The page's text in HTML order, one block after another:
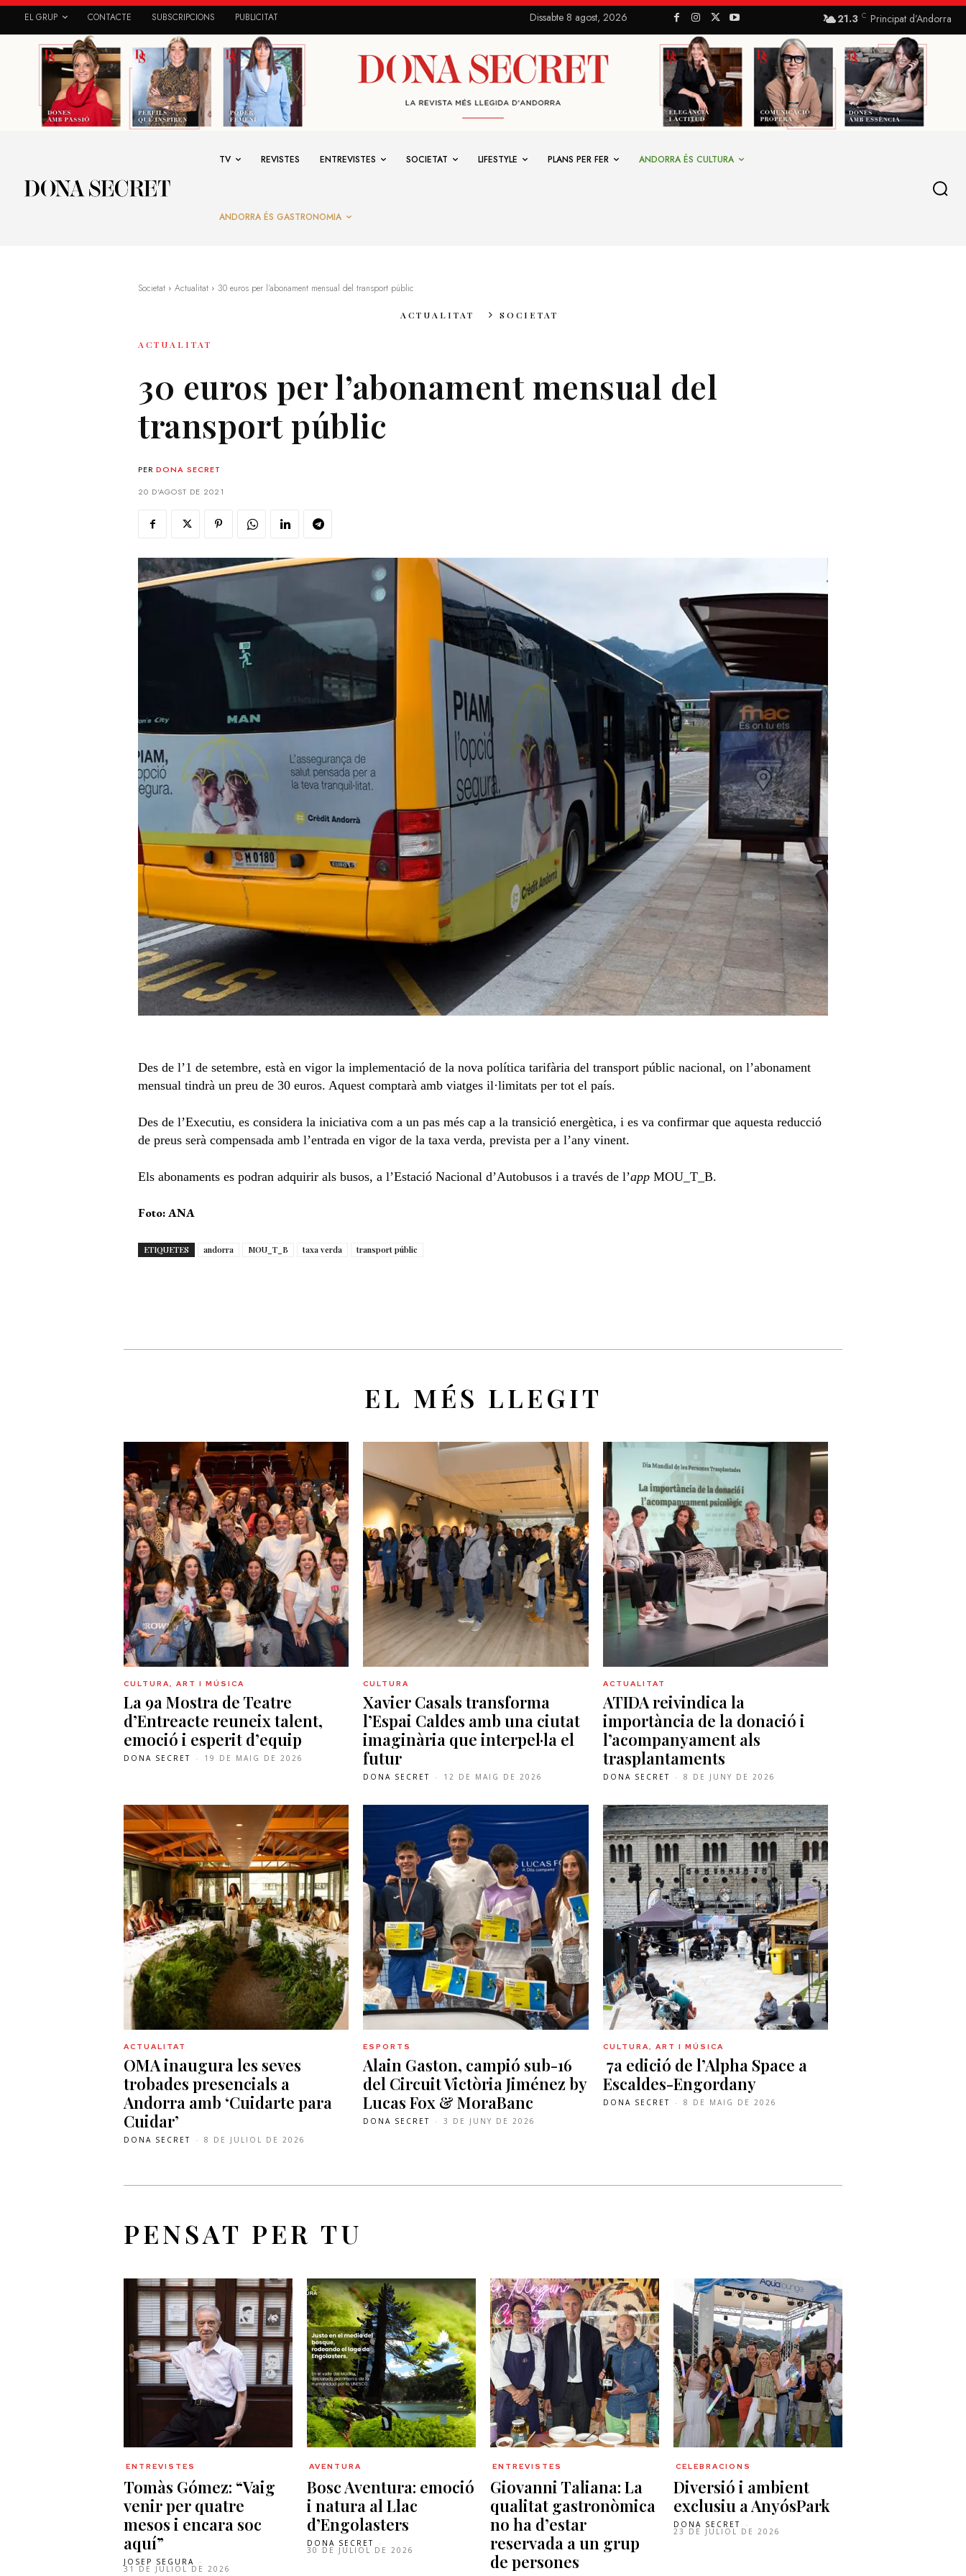
EL GRUP CONTACTE SUBSCRIPCIONS PUBLICITAT Dissabte 8 agost, 2026 21.3 C Principat d’Andorra
TV REVISTES ENTREVISTES SOCIETAT LIFESTYLE PLANS PER FER ANDORRA ÉS CULTURA
ANDORRA ÉS GASTRONOMIA
Societat Actualitat 30 euros per l’abonament mensual del transport públic
ACTUALITAT SOCIETAT
ACTUALITAT
30 euros per l’abonament mensual del
transport públic
PER DONA SECRET
20 D'AGOST DE 2021
Des de l’1 de setembre, està en vigor la implementació de la nova política tarifària del transport públic nacional, on l’abonament
mensual tindrà un preu de 30 euros. Aquest comptarà amb viatges il·limitats per tot el país.
Des de l’Executiu, es considera la iniciativa com a un pas més cap a la transició energètica, i es va confirmar que aquesta reducció
de preus serà compensada amb l’entrada en vigor de la taxa verda, prevista per a l’any vinent.
Els abonaments es podran adquirir als busos, a l’Estació Nacional d’Autobusos i a través de l’app MOU_T_B.
Foto: ANA
ETIQUETES andorra MOU_T_B taxa verda transport públic
EL MÉS LLEGIT
CULTURA, ART I MÚSICA
La 9a Mostra de Teatre
d’Entreacte reuneix talent,
emoció i esperit d’equip
DONA SECRET - 19 DE MAIG DE 2026
CULTURA
Xavier Casals transforma
l’Espai Caldes amb una ciutat
imaginària que interpel·la el
futur
DONA SECRET - 12 DE MAIG DE 2026
ACTUALITAT
ATIDA reivindica la
importància de la donació i
l’acompanyament als
trasplantaments
DONA SECRET - 8 DE JUNY DE 2026
ACTUALITAT
OMA inaugura les seves
trobades presencials a
Andorra amb ‘Cuidarte para
Cuidar’
DONA SECRET - 8 DE JULIOL DE 2026
ESPORTS
Alain Gaston, campió sub-16
del Circuit Victòria Jiménez by
Lucas Fox & MoraBanc
DONA SECRET - 3 DE JUNY DE 2026
CULTURA, ART I MÚSICA
7a edició de l’Alpha Space a
Escaldes-Engordany
DONA SECRET - 8 DE MAIG DE 2026
PENSAT PER TU
ENTREVISTES
Tomàs Gómez: “Vaig
venir per quatre
mesos i encara soc
aquí”
JOSEP SEGURA -
31 DE JULIOL DE 2026
AVENTURA
Bosc Aventura: emoció
i natura al Llac
d’Engolasters
DONA SECRET -
30 DE JULIOL DE 2026
ENTREVISTES
Giovanni Taliana: La
qualitat gastronòmica
no ha d’estar
reservada a un grup
de persones
CELEBRACIONS
Diversió i ambient
exclusiu a AnyósPark
DONA SECRET -
23 DE JULIOL DE 2026